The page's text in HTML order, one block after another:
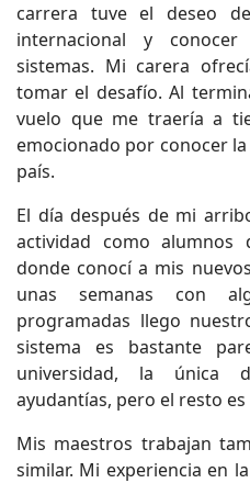
carrera tuve el deseo
internacional y
sistemas. Mi carera
tomar el desafío. Al
vuelo que me traería a
emocionado por conocer
país.
El día después de mi
actividad como
donde conocí a mis
unas semanas con
programadas llego
sistema es bastante
universidad, la única
ayudantías, pero el resto
Mis maestros trabajan
similar. Mi experiencia en